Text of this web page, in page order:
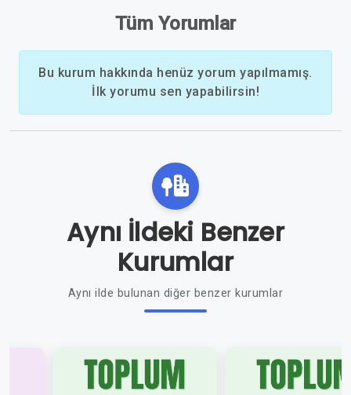
Tüm Yorumlar
Bu kurum hakkında henüz yorum yapılmamış.
İlk yorumu sen yapabilirsin!
Aynı İldeki Benzer
Kurumlar
Aynı ilde bulunan diğer benzer kurumlar